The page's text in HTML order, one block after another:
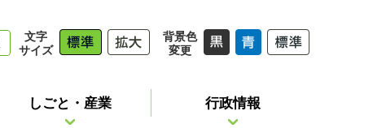
文字
サイズ
背景色
変更
しごと・産業 行政情報